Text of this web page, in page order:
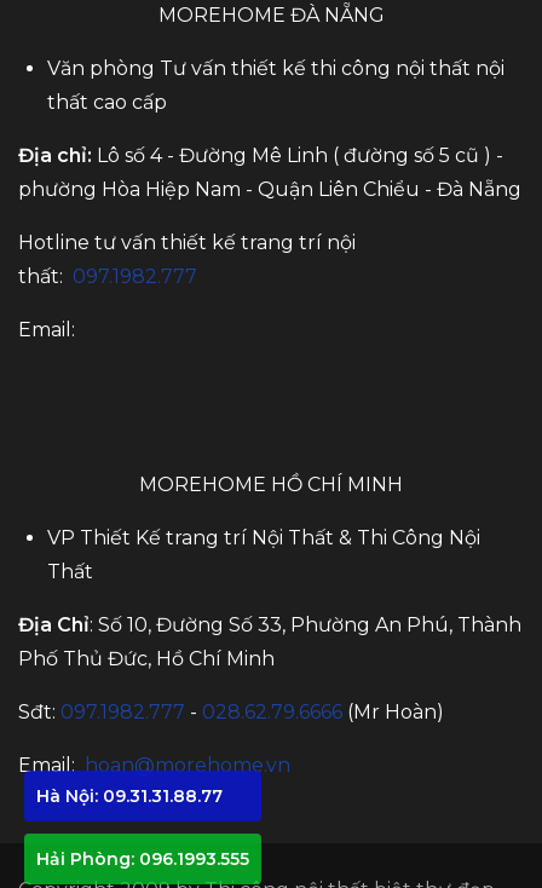
Hà Nội: 09.31.31.88.77
Hải Phòng: 096.1993.555
MOREHOME ĐÀ NẴNG
Văn phòng Tư vấn thiết kế thi công nội thất nội
thất cao cấp
Địa chỉ: Lô số 4 - Đường Mê Linh ( đường số 5 cũ ) -
phường Hòa Hiệp Nam - Quận Liên Chiểu - Đà Nẵng
Hotline tư vấn thiết kế trang trí nội
thất: 097.1982.777
Email:
MOREHOME HỒ CHÍ MINH
VP Thiết Kế trang trí Nội Thất & Thi Công Nội
Thất
Địa Chỉ: Số 10, Đường Số 33, Phường An Phú, Thành
Phố Thủ Đức, Hồ Chí Minh
Sđt: 097.1982.777 - 028.62.79.6666 (Mr Hoàn)
Email:hoan@morehome.vn